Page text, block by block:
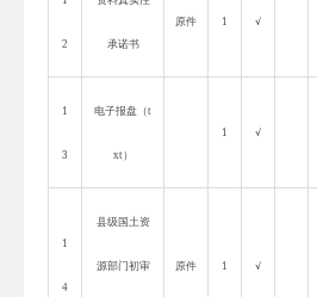
2 承诺书
原件 1 √
1
3
电子报盘（t
xt）
1 √
1
4
县级国土资
源部门初审 原件 1 √